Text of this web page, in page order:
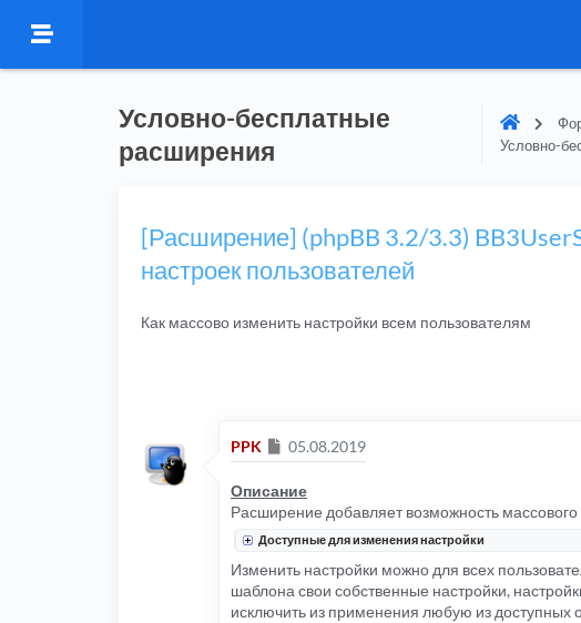
Условно-бесплатные
расширения
Условно-
[Расширение] (phpBB 3.2/3.3)
настроек пользователей
Как массово изменить настройки всем пользователям
PPK Сообщение
05.08.2019
Описание
Расширение добавляет возможность
Доступные для изменения настройки
Изменить настройки можно для всех
шаблона свои собственные настройки,
исключить из применения любую из доступных